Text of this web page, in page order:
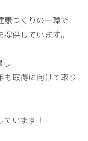
康つくりの一環で
供しています。
取得に向けて取り
います！」